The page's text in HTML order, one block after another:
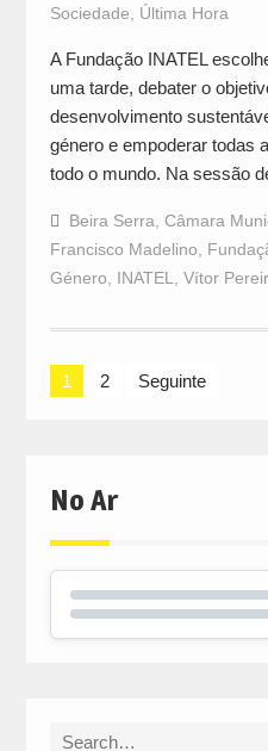
Sociedade
Última Hora
A Fundação INATEL
uma tarde, debater o
desenvolvimento
género e empoderar todas
todo o mundo. Na sessão
Beira Serra Câmara
Francisco Madelino
Género
INATEL Vítor
Navegação
1 2 Seguinte
No Ar
Search